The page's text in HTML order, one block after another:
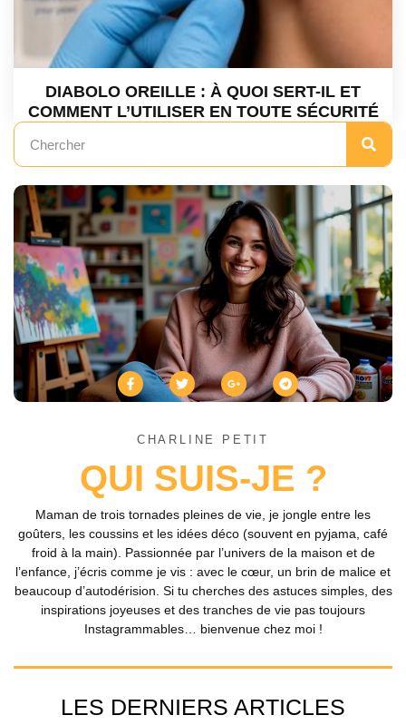
DIABOLO OREILLE : À QUOI SERT-IL ET
COMMENT L’UTILISER EN TOUTE SÉCURITÉ
CHARLINE PETIT
QUI SUIS-JE ?
Maman de trois tornades pleines de vie, je jongle entre les
goûters, les coussins et les idées déco (souvent en pyjama, café
froid à la main). Passionnée par l’univers de la maison et de
l’enfance, j’écris comme je vis : avec le cœur, un brin de malice et
beaucoup d’autodérision. Si tu cherches des astuces simples, des
inspirations joyeuses et des tranches de vie pas toujours
Instagrammables… bienvenue chez moi !
LES DERNIERS ARTICLES